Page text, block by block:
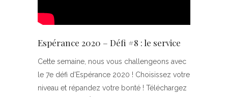
Espérance 2020 – Défi #8 : le service
Cette semaine, nous vous challengeons avec
le 7e défi d'Espérance 2020 ! Choisissez votre
niveau et répandez votre bonté ! Téléchargez